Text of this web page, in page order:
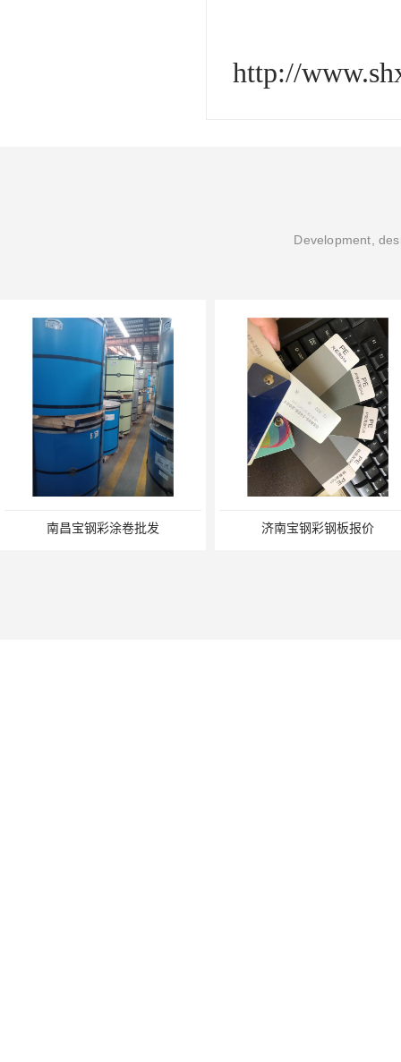
http://
Development,
南昌宝钢彩涂卷批发 济南宝钢彩钢板报价